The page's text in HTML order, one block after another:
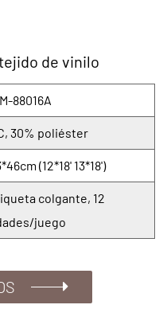
de vinilo
88016A
30% poliéster
(12*18' 13*18')
colgante, 12
juego